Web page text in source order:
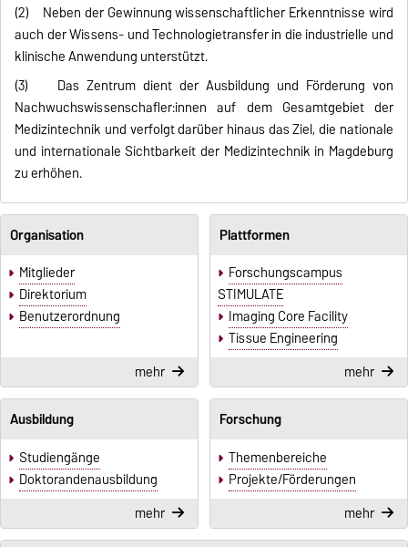
(2) Neben der Gewinnung wissenschaftlicher Erkenntnisse wird
auch der Wissens- und Technologietransfer in die industrielle und
klinische Anwendung unterstützt.
(3) Das Zentrum dient der Ausbildung und Förderung von
Nachwuchswissenschafler:innen auf dem Gesamtgebiet der
Medizintechnik und verfolgt darüber hinaus das Ziel, die nationale
und internationale Sichtbarkeit der Medizintechnik in Magdeburg
zu erhöhen.
Organisation
Mitglieder
Direktorium
Benutzerordnung
mehr
Plattformen
Forschungscampus
STIMULATE
Imaging Core Facility
Tissue Engineering
mehr
Ausbildung
Studiengänge
Doktorandenausbildung
mehr
Forschung
Themenbereiche
Projekte/Förderungen
mehr